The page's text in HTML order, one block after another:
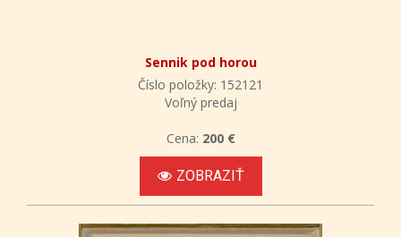
Sennik pod horou
Číslo položky: 152121
Voľný predaj
Cena: 200 €
ZOBRAZIŤ